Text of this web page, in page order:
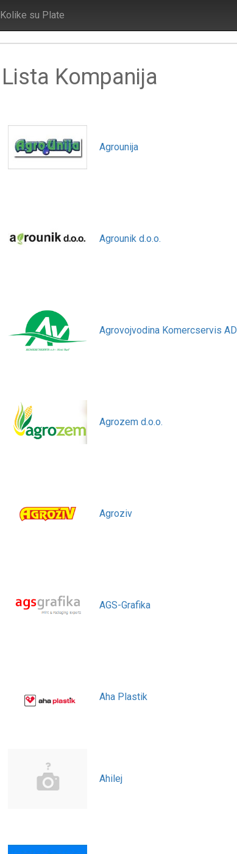
Kolike su Plate
Lista Kompanija
Agrounija
Agrounik d.o.o.
Agrovojvodina Komercservis AD
Agrozem d.o.o.
Agroziv
AGS-Grafika
Aha Plastik
Ahilej